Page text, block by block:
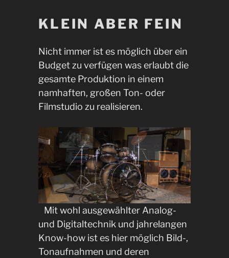
KLEIN ABER FEIN
Nicht immer ist es möglich über ein
Budget zu verfügen was erlaubt die
gesamte Produktion in einem
namhaften, großen Ton- oder
Filmstudio zu realisieren.
Mit wohl ausgewählter Analog-
und Digitaltechnik und jahrelangen
Know-how ist es hier möglich Bild-,
Tonaufnahmen und deren